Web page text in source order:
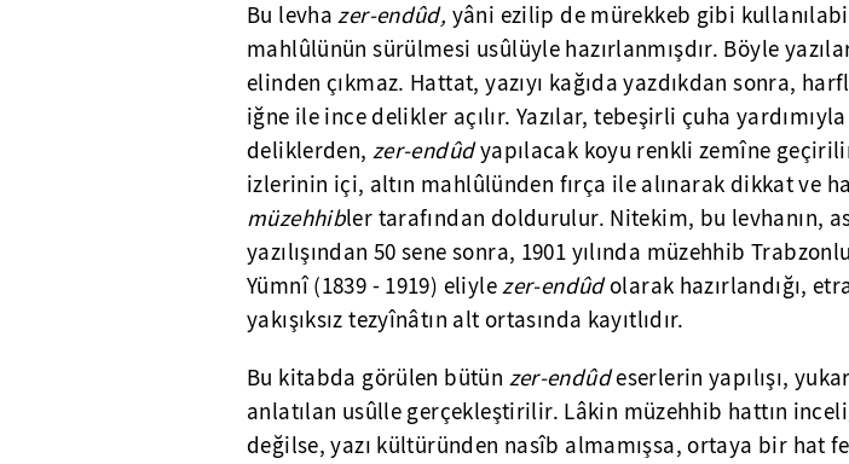
Bu levhazer-endûd, yâni ezilip de mürekkeb gibi
mahlûlünün sürülmesi usûlüyle hazırlanmışdır. Böyle
elinden çıkmaz. Hattat, yazıyı kağıda yazdıkdan sonra,
iğne ile ince delikler açılır. Yazılar, tebeşirli çuha
deliklerden, zer-endûdyapılacak koyu renkli zemîne
izlerinin içi, altın mahlûlünden fırça ile alınarak dikkat ve
müzehhibler tarafından doldurulur. Nitekim, bu levhanın,
yazılışından 50 sene sonra, 1901 yılında müzehhib
Yümnî (1839 - 1919) eliylezer-endûdolarak hazırlandığı,
yakışıksız tezyînâtın alt ortasında kayıtlıdır.
Bu kitabda görülen bütün zer-endûdeserlerin yapılışı,
anlatılan usûlle gerçekleştirilir. Lâkin müzehhib hattın
değilse, yazı kültüründen nasîb almamışsa, ortaya bir hat